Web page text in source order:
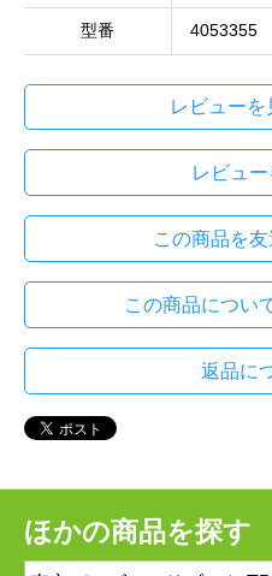
型番 4053355
レビューを
レビュ
この商品を
この商品につい
返品に
ほかの商品を探す